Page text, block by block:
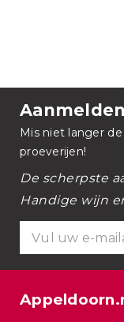
Mis niet langer
proeverijen!
De scherpste
Handige wijn